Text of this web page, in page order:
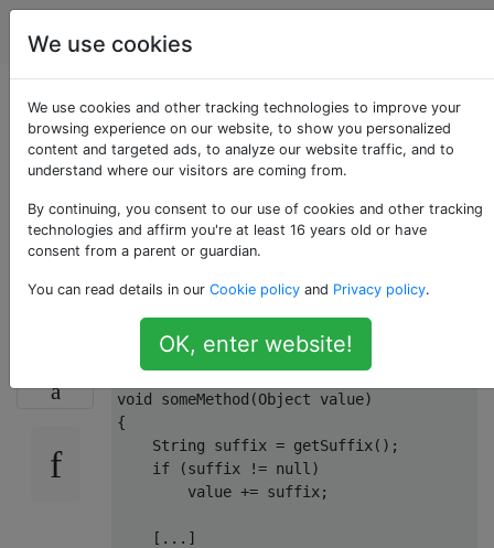
Programmierung
Der Operator '+' kann
nicht auf Objekt und
Zeichenfolge
angewendet werden
Der folgende Code:
void someMethod (Object value)
{
String suffix = getSuffix();
if
(suffix != null )
        value
+= suffix;
[...]
We use cookies
We use cookies and other tracking technologies to improve your
browsing experience on our website, to show you personalized
content and targeted ads, to analyze our website traffic, and to
understand where our visitors are coming from.
By continuing, you consent to our use of cookies and other tracking
technologies and affirm you're at least 16 years old or have
consent from a parent or guardian.
You can read details in our Cookie policy and Privacy policy.
OK, enter website!